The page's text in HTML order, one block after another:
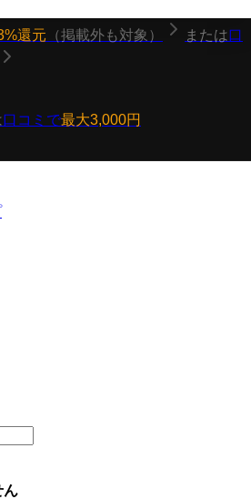
還元 （掲載外も対象） または口
口コミで最大3,000円
ん